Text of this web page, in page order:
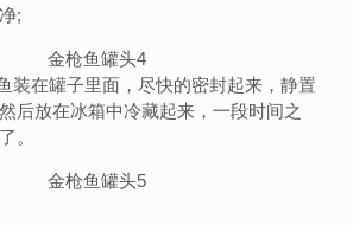
;
在罐子里面，尽快的密封起来，静置
后放在冰箱中冷藏起来，一段时间之
。